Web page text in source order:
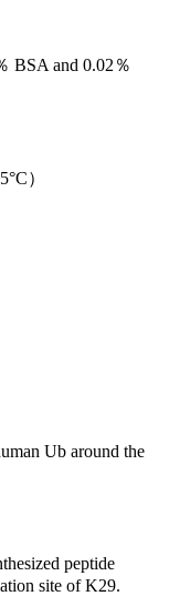
BSA and 0.02％
）
Ub around the
peptide
site of K29.